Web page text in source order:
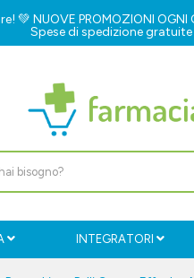
💚 NUOVE PROMOZIONI OGNI
Spese di spedizione
INTEGRATORI